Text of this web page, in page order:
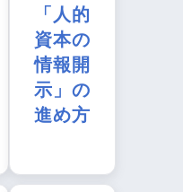
「人的
資本の
情報開
示」の
進め方